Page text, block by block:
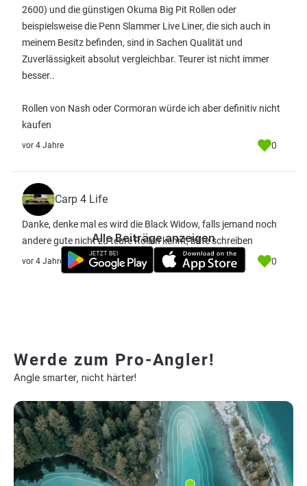
2600) und die günstigen Okuma Big Pit Rollen oder
beispielsweise die Penn Slammer Live Liner, die sich auch in
meinem Besitz befinden, sind in Sachen Qualität und
Zuverlässigkeit absolut vergleichbar. Teurer ist nicht immer
besser..
Rollen von Nash oder Cormoran würde ich aber definitiv nicht
kaufen
vor 4 Jahre 0
Carp 4 Life
Danke, denke mal es wird die Black Widow, falls jemand noch
andere gute nicht zu teure Rollen kennt, bitte schreiben
vor 4 Jahre 0
Alle Beiträge anzeigen
Werde zum Pro-Angler!
Angle smarter, nicht härter!